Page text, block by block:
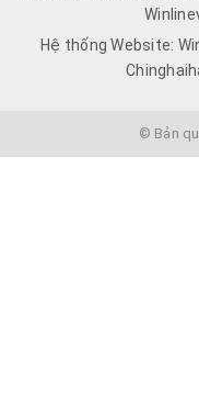
Hệ thống Website:
© Bản